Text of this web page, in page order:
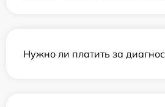
Нужно ли платить за